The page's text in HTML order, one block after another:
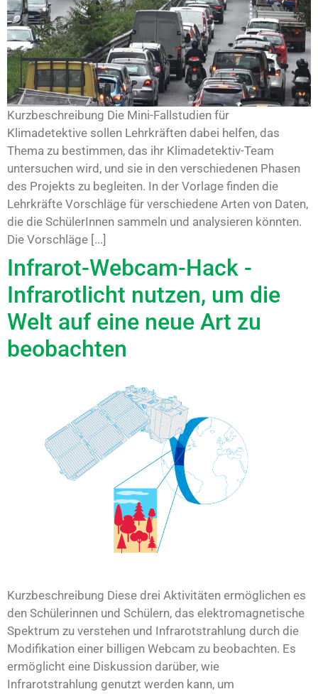
Kurzbeschreibung Die Mini-Fallstudien für
Klimadetektive sollen Lehrkräften dabei helfen, das
Thema zu bestimmen, das ihr Klimadetektiv-Team
untersuchen wird, und sie in den verschiedenen Phasen
des Projekts zu begleiten. In der Vorlage finden die
Lehrkräfte Vorschläge für verschiedene Arten von Daten,
die die SchülerInnen sammeln und analysieren könnten.
Die Vorschläge [...]
Infrarot-Webcam-Hack -
Infrarotlicht nutzen, um die
Welt auf eine neue Art zu
beobachten
Kurzbeschreibung Diese drei Aktivitäten ermöglichen es
den Schülerinnen und Schülern, das elektromagnetische
Spektrum zu verstehen und Infrarotstrahlung durch die
Modifikation einer billigen Webcam zu beobachten. Es
ermöglicht eine Diskussion darüber, wie
Infrarotstrahlung genutzt werden kann, um